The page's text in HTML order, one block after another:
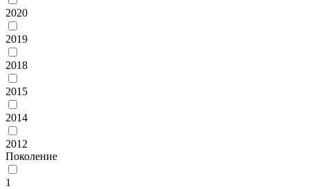
2020
2019
2018
2015
2014
2012
Поколение
1